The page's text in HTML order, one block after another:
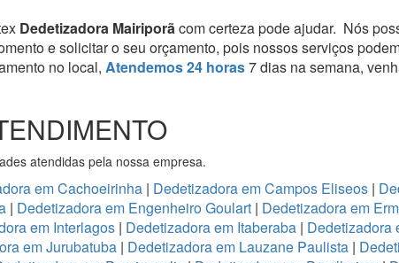
Dedetizadora Mairiporãcom certeza pode ajudar. Nós
e solicitar o seu orçamento, pois nossos serviços
no local, Atendemos 24 horas7 dias na semana,
atendidas pela nossa empresa.
em Cachoeirinha | Dedetizadora em Campos Eliseos |
| Dedetizadora em Engenheiro Goulart | Dedetizadora em
em Interlagos | Dedetizadora em Itaberaba | Dedetizadora
em Jurubatuba | Dedetizadora em Lauzane Paulista |